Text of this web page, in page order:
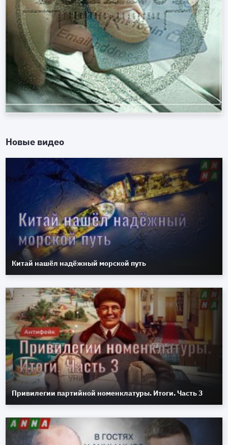
Новые видео
Китай нашёл надёжный морской путь
Привилегии партийной номенклатуры. Итоги. Часть 3